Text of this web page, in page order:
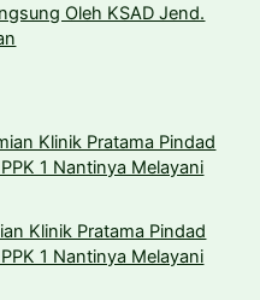
Oleh KSAD Jend.
Klinik Pratama Pindad
1 Nantinya Melayani
Klinik Pratama Pindad
1 Nantinya Melayani